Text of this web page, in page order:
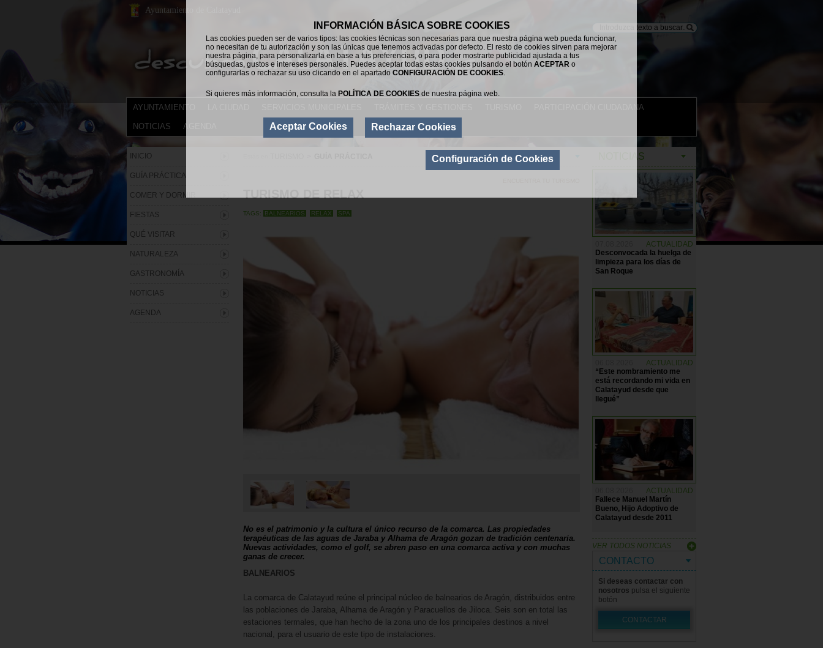
INFORMACIÓN BÁSICA SOBRE COOKIES
Las cookies pueden ser de varios tipos: las cookies técnicas son necesarias para que nuestra página web pueda funcionar,
no necesitan de tu autorización y son las únicas que tenemos activadas por defecto. El resto de cookies sirven para mejorar
nuestra página, para personalizarla en base a tus preferencias, o para poder mostrarte publicidad ajustada a tus
búsquedas, gustos e intereses personales. Puedes aceptar todas estas cookies pulsando el botón ACEPTAR o
configurarlas o rechazar su uso clicando en el apartado CONFIGURACIÓN DE COOKIES.
Si quieres más información, consulta la POLÍTICA DE COOKIES de nuestra página web.
Aceptar Cookies Rechazar Cookies
Configuración de Cookies
TAGS: BALNEARIOS RELAX SPA
No es el patrimonio y la cultura el único recurso de la comarca. Las propiedades
terapéuticas de las aguas de Jaraba y Alhama de Aragón gozan de tradición centenaria.
Nuevas actividades, como el golf, se abren paso en una comarca activa y con muchas
ganas de crecer.
BALNEARIOS
La comarca de Calatayud reúne el principal núcleo de balnearios de Aragón, distribuidos entre
las poblaciones de Jaraba, Alhama de Aragón y Paracuellos de Jiloca. Seis son en total las
estaciones termales, que han hecho de la zona uno de los principales destinos a nivel
nacional, para el usuario de este tipo de instalaciones.
INICIO
GUÍA PRÁCTICA
COMER Y DORMIR
FIESTAS
QUÉ VISITAR
NATURALEZA
GASTRONOMÍA
NOTICIAS
AGENDA
NOTICIAS
ACTUALIDAD
Desconvocada la huelga de
limpieza para los días de
San Roque
ACTUALIDAD
“Este nombramiento me
está recordando mi vida en
Calatayud desde que
llegué”
ACTUALIDAD
Fallece Manuel Martín
Bueno, Hijo Adoptivo de
Calatayud desde 2011
VER TODOS NOTICIAS
CONTACTO
Si deseas contactar con
nosotros pulsa el siguiente
botón
CONTACTAR
AYUNTAMIENTO PARTICIPACIÓN CIUDADANA
NOTICIAS AGENDA
Ayuntamiento de Calatayud